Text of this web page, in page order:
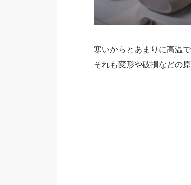
寒いからとあまりに高温
それも変形や破損などの